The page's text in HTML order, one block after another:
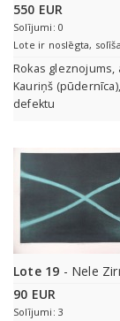
550 EUR
Solījumi: 0
Lote ir noslēgta,
Rokas gleznojums,
Kauriņš
defektu
Lote 19 - Nele
90 EUR
Solījumi: 3